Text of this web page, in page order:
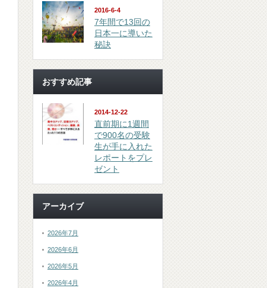
2016-6-4
7年間で13回の
日本一に導いた
秘訣
おすすめ記事
2014-12-22
直前期に1週間
で900名の受験
生が手に入れた
レポートをプレ
ゼント
アーカイブ
2026年7月
2026年6月
2026年5月
2026年4月